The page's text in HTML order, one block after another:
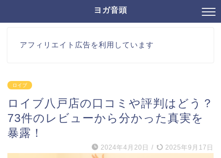
ヨガ音頭
アフィリエイト広告を利用しています
ロイブ
ロイブ八戸店の口コミや評判はどう？
73件のレビューから分かった真実を
暴露！
2024年4月20日 / 2025年9月17日